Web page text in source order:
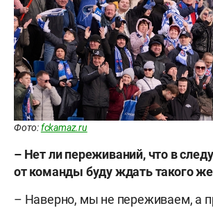
Фото:fckamaz.ru
– Нет ли переживаний, что в
от команды буду ждать такого же
– Наверно, мы не переживаем, а